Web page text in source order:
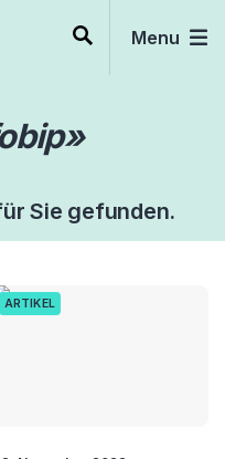
Menu
Sie gefunden.
ARTIKEL